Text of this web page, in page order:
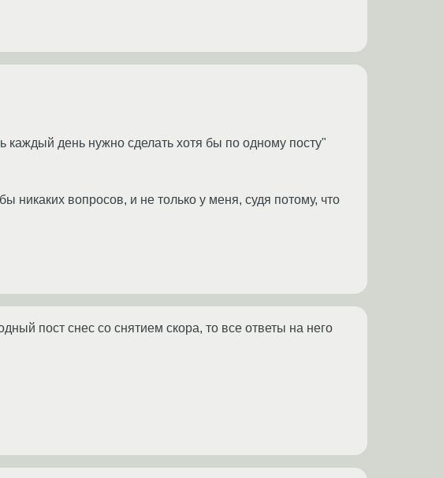
каждый день нужно сделать хотя бы по одному посту"
вопросов, и не только у меня, судя потому, что
пост снес со снятием скора, то все ответы на него